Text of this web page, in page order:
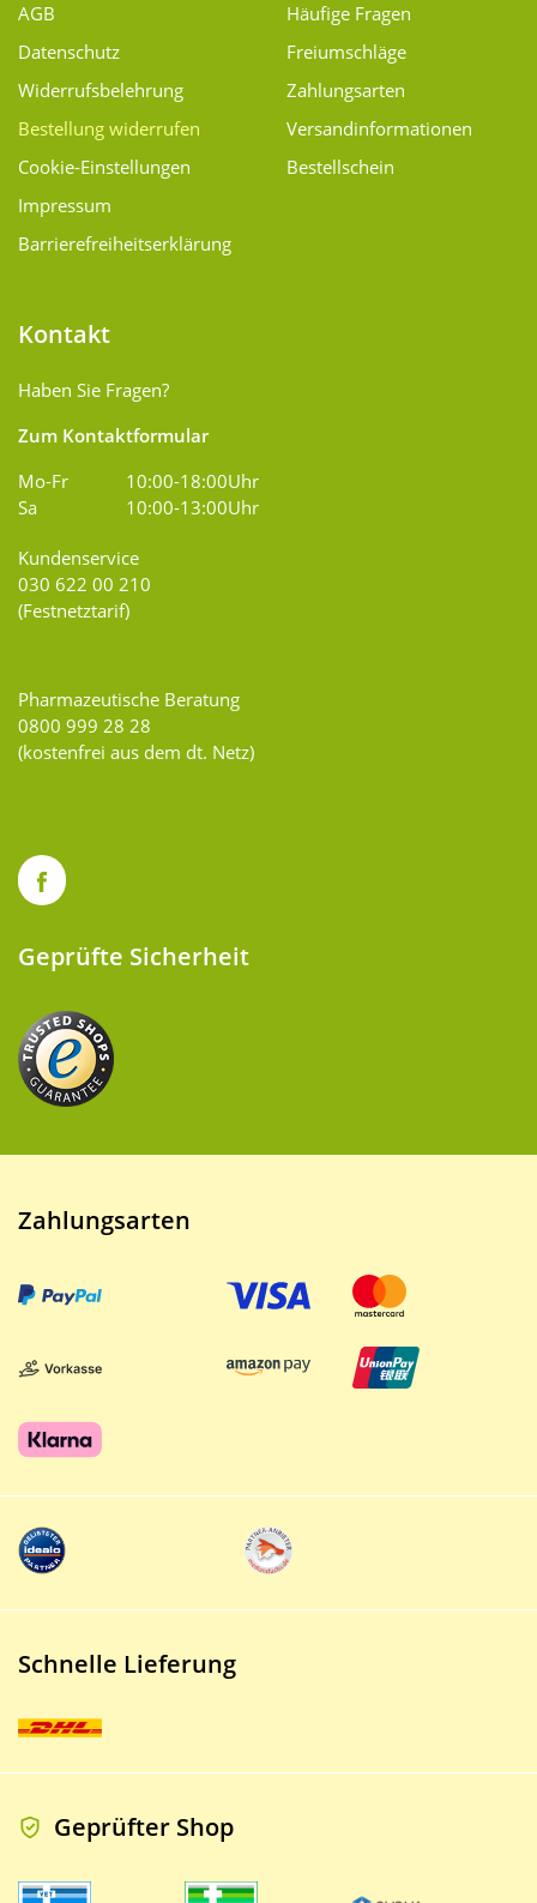
AGB
Datenschutz
Widerrufsbelehrung
Bestellung widerrufen
Cookie-Einstellungen
Impressum
Barrierefreiheitserklärung
Häufige Fragen
Freiumschläge
Zahlungsarten
Versand­informationen
Bestellschein
Kontakt
Haben Sie Fragen?
Zum Kontaktformular
Mo-Fr
10:00-18:00Uhr
Sa
10:00-13:00Uhr
Kundenservice
030 622 00 210
(Festnetztarif)
Pharmazeutische Beratung
0800 999 28 28
(kostenfrei aus dem dt. Netz)
Geprüfte Sicherheit
Zahlungsarten
Schnelle Lieferung
Geprüfter Shop